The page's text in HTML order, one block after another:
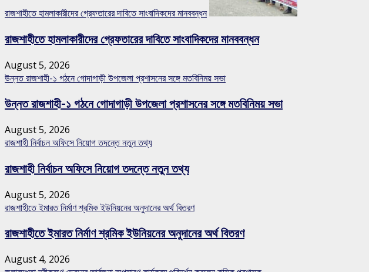
রাজশাহীতে হামলাকারীদের গ্রেফতারের দাবিতে সাংবাদিকদের মানববন্ধন
রাজশাহীতে হামলাকারীদের গ্রেফতারের দাবিতে সাংবাদিকদের মানববন্ধন
August 5, 2026
উন্নত রাজশাহী-১ গঠনে গোদাগাড়ী উপজেলা প্রশাসনের সঙ্গে মতবিনিময় সভা
উন্নত রাজশাহী-১ গঠনে গোদাগাড়ী উপজেলা প্রশাসনের সঙ্গে মতবিনিময় সভা
August 5, 2026
রাজশাহী নির্বাচন অফিসে নিয়োগ তদন্তে নতুন তথ্য
রাজশাহী নির্বাচন অফিসে নিয়োগ তদন্তে নতুন তথ্য
August 5, 2026
রাজশাহীতে ইমারত নির্মাণ শ্রমিক ইউনিয়নের অনুদানের অর্থ বিতরণ
রাজশাহীতে ইমারত নির্মাণ শ্রমিক ইউনিয়নের অনুদানের অর্থ বিতরণ
August 4, 2026